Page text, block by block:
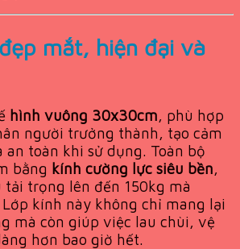
mắt, hiện đại và
hình vuông 30x30cm, phù hợp
người trưởng thành, tạo cảm
toàn khi sử dụng. Toàn bộ
bằng kính cường lực siêu bền,
tải trọng lên đến 150kg mà
kính này không chỉ mang lại
mà còn giúp việc lau chùi, vệ
hơn bao giờ hết.